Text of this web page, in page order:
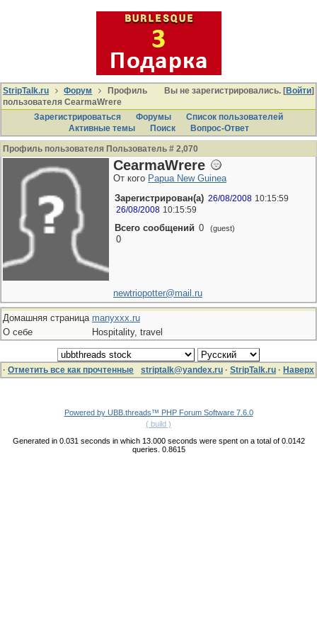
Вы не зарегистрировались. [Войти]
StripTalk.ru Форум
Профиль
пользователя CearmaWrere
Зарегистрироваться
Форумы
Список пользователей
Активные темы
Поиcк Вопрос-Ответ
Профиль пользователя Пользователь # 2,070
CearmaWrere
От кого Papua New Guinea
Зарегистрирован(а) 26/08/2008 10:15:59
26/08/2008 10:15:59
Всего сообщений 0 (guest)
0
newtriopotter@mail.ru
Домашняя страница manyxxx.ru
О себе
Hospitality, travel
· Отметить все как прочтенные striptalk@yandex.ru · StripTalk.ru · Наверх
Powered by UBB.threads™ PHP Forum Software 7.6.0
( build )
Generated in 0.031 seconds in which 13.000 seconds were spent on a total of 0.0142
queries. 0.8615